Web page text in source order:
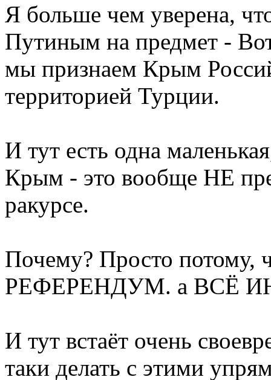
Я больше чем уверена,
Путиным на предмет -
мы признаем Крым
территорией Турции.
И тут есть одна
Крым - это вообще НЕ
ракурсе.
Почему? Просто
РЕФЕРЕНДУМ. а ВСЁ
И тут встаёт очень
таки делать с этими